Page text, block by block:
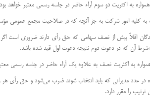
دارندگان اقلاً بیش از نصف سهامی كه حق رأی دارند ضروری
آن كه در دعوت دوم نتیجه دعوت اول قید شده باشد.
در عدد مدیرانی كه باید انتخاب شوند ضرب می‌شود و حق رأی
را مقرر دارد.